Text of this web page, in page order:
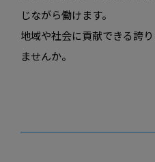
じながら働けます。
地域や社会に貢献できる誇
ませんか。